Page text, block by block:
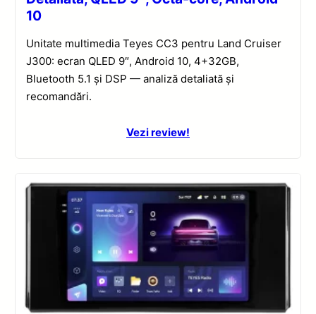
10
Unitate multimedia Teyes CC3 pentru Land Cruiser
J300: ecran QLED 9″, Android 10, 4+32GB,
Bluetooth 5.1 și DSP — analiză detaliată și
recomandări.
Vezi review!